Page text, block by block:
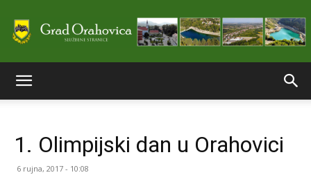
stranice
1. Olimpijski dan u Orahovici
6 rujna, 2017 - 10:08